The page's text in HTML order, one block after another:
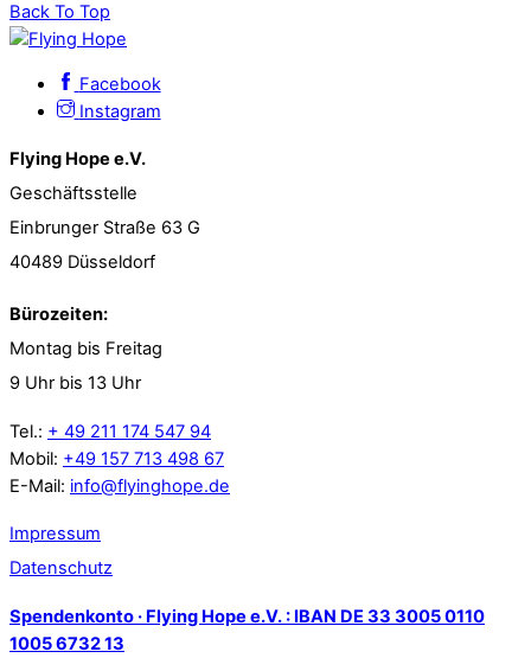
Back To Top
Facebook
Instagram
Flying Hope e.V.
Geschäftsstelle
Einbrunger Straße 63 G
40489 Düsseldorf
Bürozeiten:
Montag bis Freitag
9 Uhr bis 13 Uhr
Tel.: + 49 211 174 547 94
Mobil: +49 157 713 498 67
E-Mail: info@flyinghope.de
Impressum
Datenschutz
Spendenkonto · Flying Hope e.V. : IBAN DE 33 3005 0110
1005 6732 13